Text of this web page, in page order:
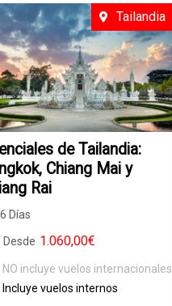
de Tailandia:
Chiang Mai y
Rai
6 Días
Desde 1.060,00€
NO incluye vuelos internacionales
Incluye vuelos internos
Tailandia